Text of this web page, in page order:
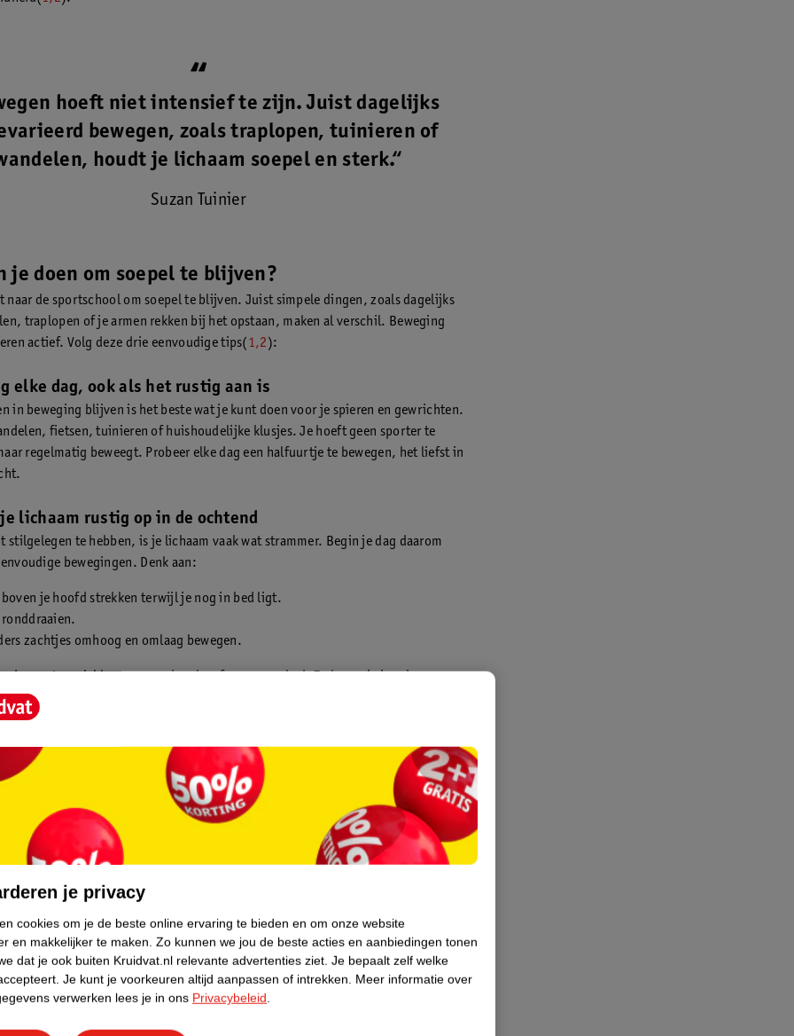
hoeft niet intensief te zijn. Juist dagelijks
bewegen, zoals traplopen, tuinieren of
houdt je lichaam soepel en sterk.“
Suzan Tuinier
je doen om soepel te blijven?
naar de sportschool om soepel te blijven. Juist simpele dingen, zoals dagelijks
traplopen of je armen rekken bij het opstaan, maken al verschil. Beweging
actief. Volg deze drie eenvoudige tips(1,2):
elke dag, ook als het rustig aan is
in beweging blijven is het beste wat je kunt doen voor je spieren en gewrichten.
fietsen, tuinieren of huishoudelijke klusjes. Je hoeft geen sporter te
regelmatig beweegt. Probeer elke dag een halfuurtje te bewegen, het liefst in
lichaam rustig op in de ochtend
stilgelegen te hebben, is je lichaam vaak wat strammer. Begin je dag daarom
bewegingen. Denk aan:
boven je hoofd strekken terwijl je nog in bed ligt.
ronddraaien.
zachtjes omhoog en omlaag bewegen.
een gel voor soepele
gewrichten
met een speciale balsem of gel.
helpen om je spieren en
soepel te houden. Je brengt de
kan fijn zijn na inspanning of
van de dag. Bij Kruidvat vind
spier- en
*/**. Kies een product
wensen past.
je privacy
cookies om je de beste online ervaring te bieden en om onze website
en makkelijker te maken. Zo kunnen we jou de beste acties en aanbiedingen tonen
dat je ook buiten Kruidvat.nl relevante advertenties ziet. Je bepaalt zelf welke
Je kunt je voorkeuren altijd aanpassen of intrekken. Meer informatie over
verwerken lees je in ons Privacybeleid.